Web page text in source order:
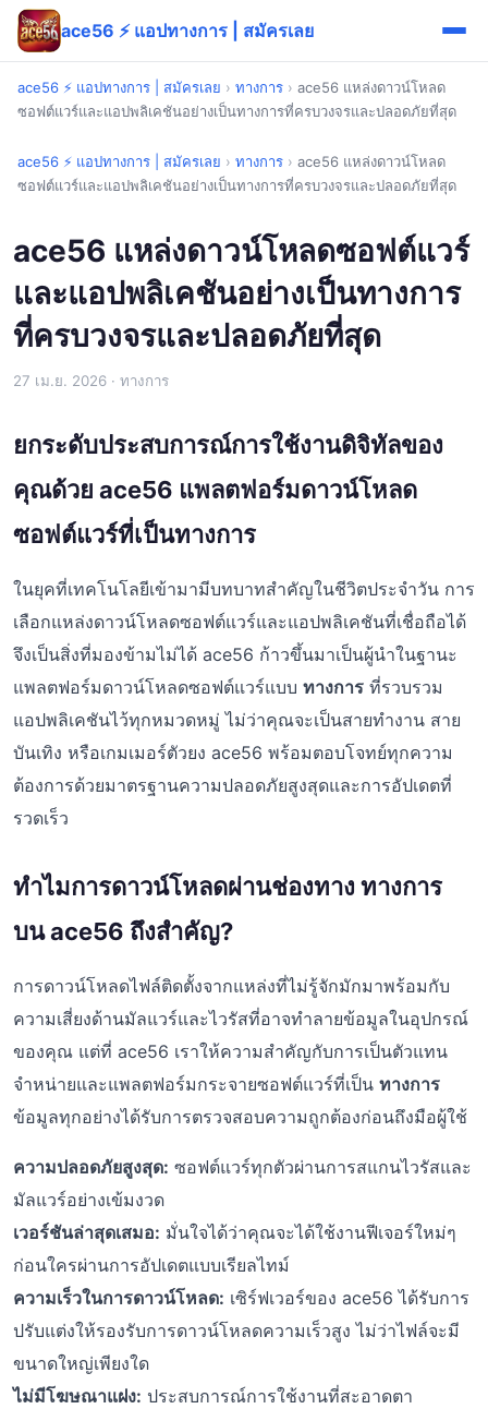
ace56 ⚡ แอปทางการ | สมัครเลย
ace56 ⚡ แอปทางการ | สมัครเลย › ทางการ › ace56 แหล่งดาวน์โหลด
ซอฟต์แวร์และแอปพลิเคชันอย่างเป็นทางการที่ครบวงจรและปลอดภัยที่สุด
ace56 ⚡ แอปทางการ | สมัครเลย › ทางการ › ace56 แหล่งดาวน์โหลด
ซอฟต์แวร์และแอปพลิเคชันอย่างเป็นทางการที่ครบวงจรและปลอดภัยที่สุด
ace56 แหล่งดาวน์โหลดซอฟต์แวร์
และแอปพลิเคชันอย่างเป็นทางการ
ที่ครบวงจรและปลอดภัยที่สุด
27 เม.ย. 2026 · ทางการ
ยกระดับประสบการณ์การใช้งานดิจิทัลของ
คุณด้วย ace56 แพลตฟอร์มดาวน์โหลด
ซอฟต์แวร์ที่เป็นทางการ
ในยุคที่เทคโนโลยีเข้ามามีบทบาทสำคัญในชีวิตประจำวัน การ
เลือกแหล่งดาวน์โหลดซอฟต์แวร์และแอปพลิเคชันที่เชื่อถือได้
จึงเป็นสิ่งที่มองข้ามไม่ได้ ace56 ก้าวขึ้นมาเป็นผู้นำในฐานะ
แพลตฟอร์มดาวน์โหลดซอฟต์แวร์แบบ ทางการ ที่รวบรวม
แอปพลิเคชันไว้ทุกหมวดหมู่ ไม่ว่าคุณจะเป็นสายทำงาน สาย
บันเทิง หรือเกมเมอร์ตัวยง ace56 พร้อมตอบโจทย์ทุกความ
ต้องการด้วยมาตรฐานความปลอดภัยสูงสุดและการอัปเดตที่
รวดเร็ว
ทำไมการดาวน์โหลดผ่านช่องทาง ทางการ
บน ace56 ถึงสำคัญ?
การดาวน์โหลดไฟล์ติดตั้งจากแหล่งที่ไม่รู้จักมักมาพร้อมกับ
ความเสี่ยงด้านมัลแวร์และไวรัสที่อาจทำลายข้อมูลในอุปกรณ์
ของคุณ แต่ที่ ace56 เราให้ความสำคัญกับการเป็นตัวแทน
จำหน่ายและแพลตฟอร์มกระจายซอฟต์แวร์ที่เป็น ทางการ
ข้อมูลทุกอย่างได้รับการตรวจสอบความถูกต้องก่อนถึงมือผู้ใช้
ความปลอดภัยสูงสุด: ซอฟต์แวร์ทุกตัวผ่านการสแกนไวรัสและ
มัลแวร์อย่างเข้มงวด
เวอร์ชันล่าสุดเสมอ: มั่นใจได้ว่าคุณจะได้ใช้งานฟีเจอร์ใหม่ๆ
ก่อนใครผ่านการอัปเดตแบบเรียลไทม์
ความเร็วในการดาวน์โหลด: เซิร์ฟเวอร์ของ ace56 ได้รับการ
ปรับแต่งให้รองรับการดาวน์โหลดความเร็วสูง ไม่ว่าไฟล์จะมี
ขนาดใหญ่เพียงใด
ไม่มีโฆษณาแฝง: ประสบการณ์การใช้งานที่สะอาดตา